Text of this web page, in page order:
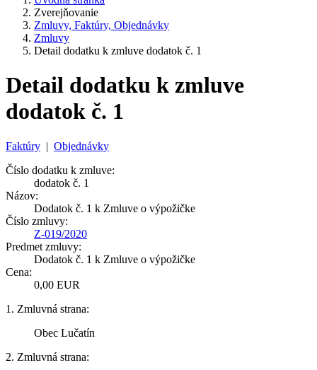
Zverejňovanie
Zmluvy, Faktúry, Objednávky
Zmluvy
Detail dodatku k zmluve dodatok č. 1
Detail dodatku k zmluve
dodatok č. 1
Faktúry | Objednávky
Číslo dodatku k zmluve:
dodatok č. 1
Názov:
Dodatok č. 1 k Zmluve o výpožičke
Číslo zmluvy:
Z-019/2020
Predmet zmluvy:
Dodatok č. 1 k Zmluve o výpožičke
Cena:
0,00 EUR
1. Zmluvná strana:
Obec Lučatín
2. Zmluvná strana: